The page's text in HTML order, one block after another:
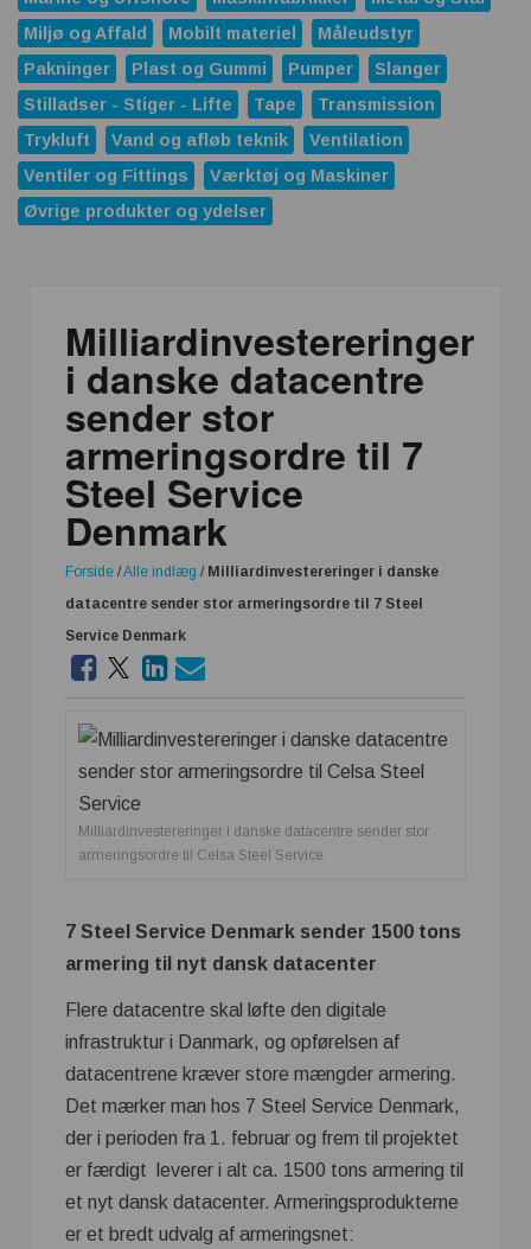
Miljø og Affald
Mobilt materiel
Måleudstyr
Pakninger
Plast og Gummi Pumper
Slanger
Stilladser - Stiger - Lifte
Tape
Transmission
Trykluft
Vand og afløb teknik
Ventilation
Ventiler og Fittings
Værktøj og Maskiner
Øvrige produkter og ydelser
Milliardinvestereringer
i danske datacentre
sender stor
armeringsordre til 7
Steel Service
Denmark
Forside /Alle indlæg / Milliardinvestereringer i danske
datacentre sender stor armeringsordre til 7 Steel
Service Denmark
Milliardinvestereringer i danske datacentre sender stor
armeringsordre til Celsa Steel Service
7 Steel Service Denmark sender 1500 tons
armering til nyt dansk datacenter
Flere datacentre skal løfte den digitale
infrastruktur i Danmark, og opførelsen af
datacentrene kræver store mængder armering.
Det mærker man hos 7 Steel Service Denmark,
der i perioden fra 1. februar og frem til projektet
er færdigt leverer i alt ca. 1500 tons armering til
et nyt dansk datacenter. Armeringsprodukterne
er et bredt udvalg af armeringsnet: